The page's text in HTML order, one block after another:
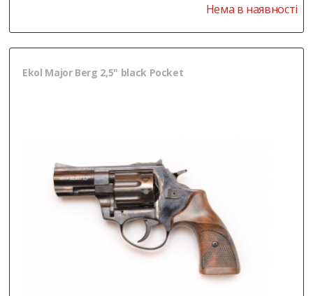
Нема в наявності
Ekol Major Berg 2,5" black Pocket